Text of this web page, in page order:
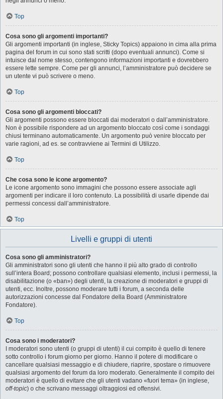
Top
Cosa sono gli argomenti importanti?
Gli argomenti importanti (in inglese, Sticky Topics) appaiono in cima alla prima
pagina del forum in cui sono stati scritti (dopo eventuali annunci). Come si
intuisce dal nome stesso, contengono informazioni importanti e dovrebbero
essere lette sempre. Come per gli annunci, l’amministratore può decidere se
un utente vi può scrivere o meno.
Top
Cosa sono gli argomenti bloccati?
Gli argomenti possono essere bloccati dai moderatori o dall’amministratore.
Non è possibile rispondere ad un argomento bloccato così come i sondaggi
chiusi terminano automaticamente. Un argomento può venire bloccato per
varie ragioni, ad es. se contravviene ai Termini di Utilizzo.
Top
Che cosa sono le icone argomento?
Le icone argomento sono immagini che possono essere associate agli
argomenti per indicare il loro contenuto. La possibilità di usarle dipende dai
permessi concessi dall’amministratore.
Top
Livelli e gruppi di utenti
Cosa sono gli amministratori?
Gli amministratori sono gli utenti che hanno il più alto grado di controllo
sull’intera Board; possono controllare qualsiasi elemento, inclusi i permessi, la
disabilitazione (o «ban») degli utenti, la creazione di moderatori e gruppi di
utenti, ecc. Inoltre, possono moderare tutti i forum, a seconda delle
autorizzazioni concesse dal Fondatore della Board (Amministratore
Fondatore).
Top
Cosa sono i moderatori?
I moderatori sono utenti (o gruppi di utenti) il cui compito è quello di tenere
sotto controllo i forum giorno per giorno. Hanno il potere di modificare o
cancellare qualsiasi messaggio e di chiudere, riaprire, spostare o rimuovere
qualsiasi argomento del forum da loro moderato. Generalmente il compito dei
moderatori è quello di evitare che gli utenti vadano «fuori tema» (in inglese,
off-topic) o che scrivano messaggi oltraggiosi ed offensivi.